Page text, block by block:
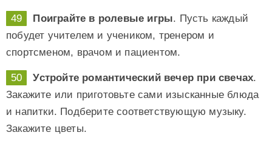
Поиграйте в ролевые игры. Пусть каждый
побудет учителем и учеником, тренером и
спортсменом, врачом и пациентом.
Устройте романтический вечер при свечах.
Закажите или приготовьте сами изысканные блюда
и напитки. Подберите соответствующую музыку.
Закажите цветы.